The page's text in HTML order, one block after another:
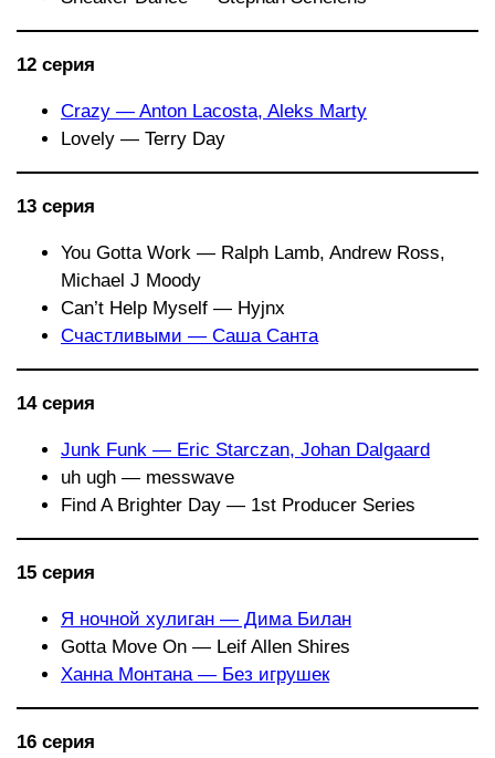
12 серия
Crazy — Anton Lacosta, Aleks Marty
Lovely — Terry Day
13 серия
You Gotta Work — Ralph Lamb, Andrew Ross,
Michael J Moody
Can’t Help Myself — Hyjnx
Счастливыми — Саша Санта
14 серия
Junk Funk — Eric Starczan, Johan Dalgaard
uh ugh — messwave
Find A Brighter Day — 1st Producer Series
15 серия
Я ночной хулиган — Дима Билан
Gotta Move On — Leif Allen Shires
Ханна Монтана — Без игрушек
16 серия